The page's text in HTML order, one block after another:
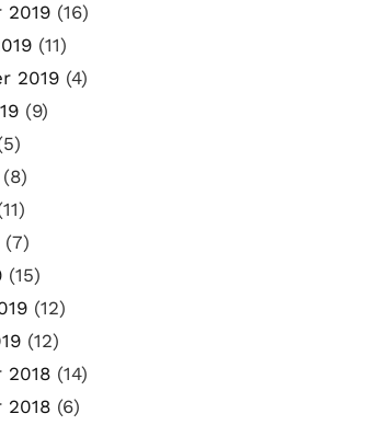
2019 (16)
(11)
2019 (4)
(9)
(8)
(7)
(15)
(12)
(12)
2018 (14)
2018 (6)
der
der Woche Viele Leser
persönliche Fragen. Vielleicht
dich bis jetzt nicht getraut sie
Problem!...